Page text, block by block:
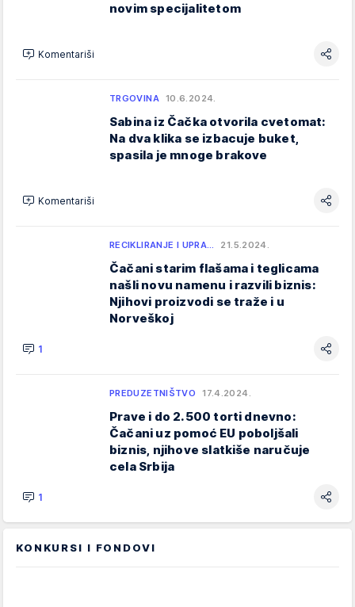
novim specijalitetom
Komentariši
TRGOVINA 10.6.2024.
Sabina iz Čačka otvorila cvetomat:
Na dva klika se izbacuje buket,
spasila je mnoge brakove
Komentariši
RECIKLIRANJE I UPRA… 21.5.2024.
Čačani starim flašama i teglicama
našli novu namenu i razvili biznis:
Njihovi proizvodi se traže i u
Norveškoj
1
PREDUZETNIŠTVO 17.4.2024.
Prave i do 2.500 torti dnevno:
Čačani uz pomoć EU poboljšali
biznis, njihove slatkiše naručuje
cela Srbija
1
KONKURSI I FONDOVI